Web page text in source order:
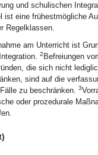
und schulischen
ist eine frühestmögliche
Regelklassen.
am Unterricht ist
2 Befreiungen
die sich nicht
sind auf die
zu beschränken. 3
oder prozedurale